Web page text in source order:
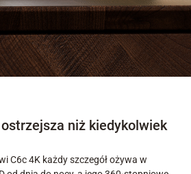
niż kiedykolwiek
C6c 4K każdy szczegół ożywa w